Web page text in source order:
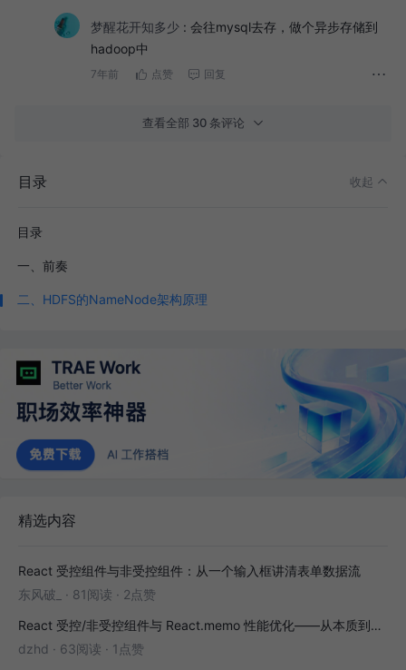
梦醒花开知多少 : 会往mysql去存，做个异步存储到
hadoop中
7年前 点赞 回复
查看全部 30 条评论
目录 收起
目录
一、前奏
二、HDFS的NameNode架构原理
精选内容
React 受控组件与非受控组件：从一个输入框讲清表单数据流
东风破_
· 81阅读 · 2点赞
React 受控/非受控组件与 React.memo 性能优化——从本质到实战
dzhd · 63阅读 · 1点赞